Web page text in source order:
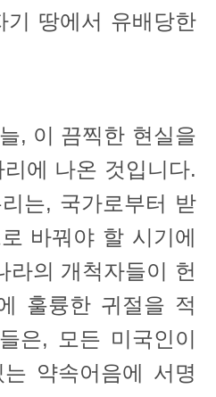
기 땅에서 유배당한
, 이 끔찍한 현실을
에 나온 것입니다.
는, 국가로부터 받
바꿔야 할 시기에
라의 개척자들이 헌
훌륭한 귀절을 적
은, 모든 미국인이
약속어음에 서명